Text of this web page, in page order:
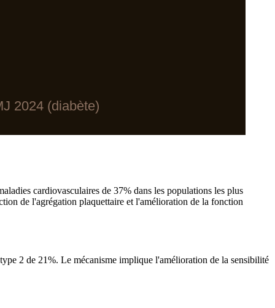
2024 (diabète)
cardiovasculaires de 37% dans les populations les plus
de l'agrégation plaquettaire et l'amélioration de la fonction
2 de 21%. Le mécanisme implique l'amélioration de la sensibilité